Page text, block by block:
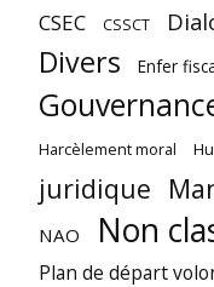
CSEC CSSCT
Divers Enfer
Harcèlement moral
juridique
NAO Non
Plan de départ